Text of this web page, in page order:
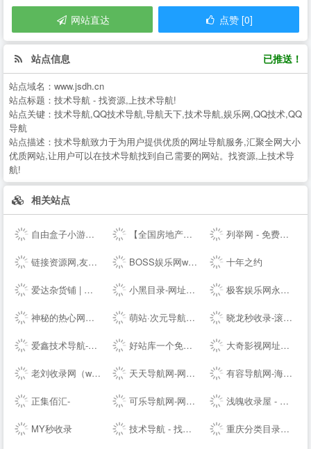
网站直达 点赞 [0]
站点信息 已推送！
站点域名： www.jsdh.cn
站点标题： 技术导航 - 找资源,上技术导航!
站点关键： 技术导航,QQ技术导航,导航天下,技术导航,娱乐网,QQ技术,QQ
导航
站点描述： 技术导航致力于为用户提供优质的网址导航服务,汇聚全网大小
优质网站,让用户可以在技术导航找到自己需要的网站。找资源,上技术导
航!
相关站点
自由盒子小游戏平台 【全国房地产门户|房地产网】-实播看房抢优惠-全国房天下 列举网 - 免费分类信息发布平台
链接资源网,友情链接平台，免费链接，网址收录 BOSS娱乐网www.rs669.com _ 免费，资源，教程，软件，技术，货源，活动，游戏 十年之约
爱达杂货铺 | 收集那些有用的东西|爱达导航 小黑目录-网址分类目录网站大全 极客娱乐网永久发布页
神秘的热心网友 - 收集免费实用有趣的东西，做最好的资源导航 萌站·次元导航，ACG第一站，二次元导航之门，收藏我的二次元(づ￣ 3￣)づ 晓龙秒收录-滚石技术导航-来访自动收录
爱鑫技术导航-精选QQ技术资源网址导航，学技术,找资源,从这里开始 好站库一个免费提交网站网址收录好站的分类目录导航大全 大奇影视网址导航-提供高清电影,热播电视剧,免费小说专业影视导航,自动秒收录！
老刘收录网（www.llshoulu.com）-老刘友情链接交换-老刘自助链接提交-老刘技术导航-老刘自动秒收录 天天导航网-网站收录-技术导航 有容导航网-海纳百川，有容乃大
正集佰汇- 可乐导航网-网站收录-技术导航 浅魄收录屋 - 全网站点的精致导航目录系统
MY秒收录 技术导航 - 找资源,上技术导航! 重庆分类目录网_免费收录网站提交